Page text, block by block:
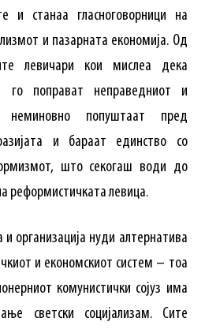
и станаа гласноговорници на
и пазарната економија. Од
левичари кои мислеа дека
поправат неправедниот и
неминовно попуштаат пред
и бараат единство со
што секогаш води до
реформистичката левица.
организација нуди алтернатива
и економскиот систем – тоа
комунистички сојуз има
светски социјализам. Сите